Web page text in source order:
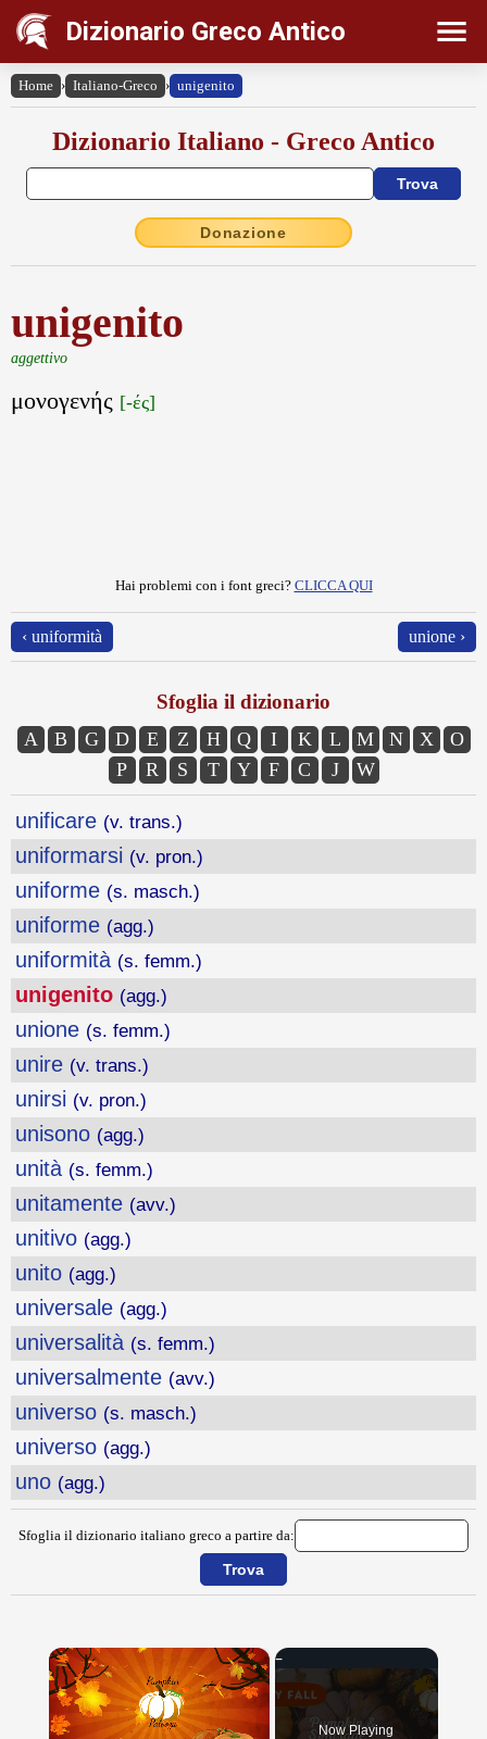
Dizionario Greco Antico
Home › Italiano-Greco › unigenito
Dizionario Italiano - Greco Antico
Donazione
unigenito
aggettivo
μονογενής [-ές]
Hai problemi con i font greci? CLICCA QUI
‹ uniformità unione ›
Sfoglia il dizionario
A B G D E Z H Q I K L M N X
O
P
R S T Y F C J W
unificare (v. trans.)
uniformarsi (v. pron.)
uniforme (s. masch.)
uniforme (agg.)
uniformità (s. femm.)
unigenito (agg.)
unione (s. femm.)
unire (v. trans.)
unirsi (v. pron.)
unisono (agg.)
unità (s. femm.)
unitamente (avv.)
unitivo (agg.)
unito (agg.)
universale (agg.)
universalità (s. femm.)
universalmente (avv.)
universo (s. masch.)
universo (agg.)
uno (agg.)
Sfoglia il dizionario italiano greco a partire da:
×
Now Playing